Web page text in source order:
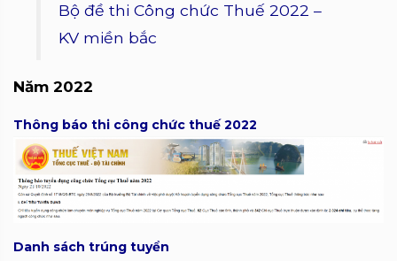
Bộ đề thi Công chức Thuế 2022 –
KV miền bắc
Năm 2022
Thông báo thi công chức thuế 2022
Danh sách trúng tuyển